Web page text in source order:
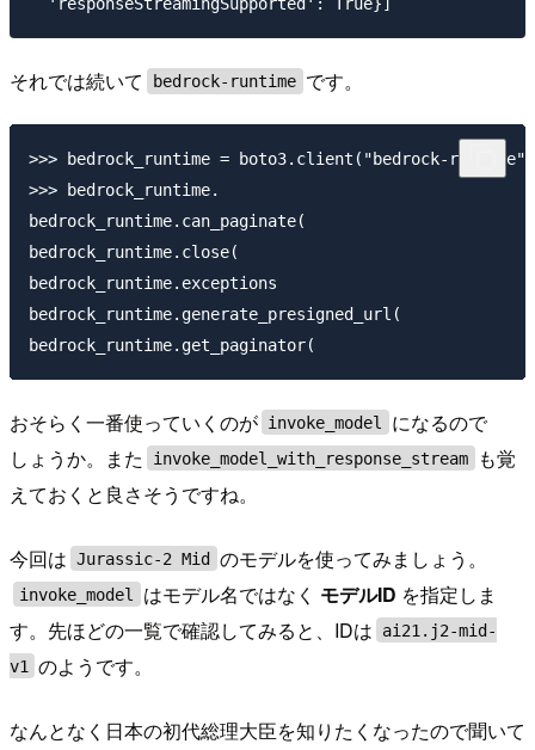
それでは続いて bedrock-runtime です。
>>> bedrock_runtime = boto3.client("bedrock-
>>> bedrock_runtime.
bedrock_runtime.can_paginate(
bedrock_runtime.close(
bedrock_runtime.exceptions
bedrock_runtime.generate_presigned_url(
おそらく一番使っていくのが invoke_model
になるので
しょうか。また
invoke_model_with_response_stream
も覚
えておくと良さそうですね。
今回は Jurassic-2 Mid のモデルを使ってみましょう。
invoke_model はモデル名ではなく モデルID を指定しま
す。先ほどの一覧で確認してみると、IDは
ai21.j2-mid-
v1
のようです。
なんとなく日本の初代総理大臣を知りたくなったので聞いて